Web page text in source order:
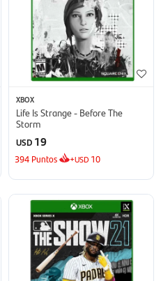
XBOX
Life Is Strange - Before The
Storm
USD 19
394 Puntos +USD 10